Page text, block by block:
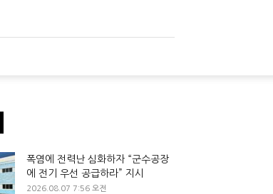
폭염에 전력난 심화하자 “군수공장
에 전기 우선 공급하라” 지시
2026.08.07 7:56 오전